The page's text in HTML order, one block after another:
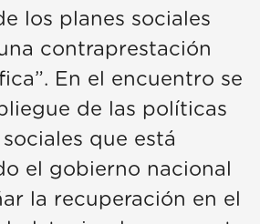
los planes sociales
contraprestación
En el encuentro se
de las políticas
que está
el gobierno nacional
la recuperación en el